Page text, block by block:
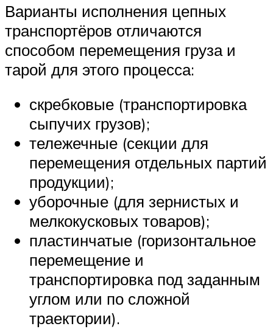
Варианты исполнения цепных
транспортёров отличаются
способом перемещения груза и
тарой для этого процесса:
скребковые (транспортировка
сыпучих грузов);
тележечные (секции для
перемещения отдельных партий
продукции);
уборочные (для зернистых и
мелкокусковых товаров);
пластинчатые (горизонтальное
перемещение и
транспортировка под заданным
углом или по сложной
траектории).